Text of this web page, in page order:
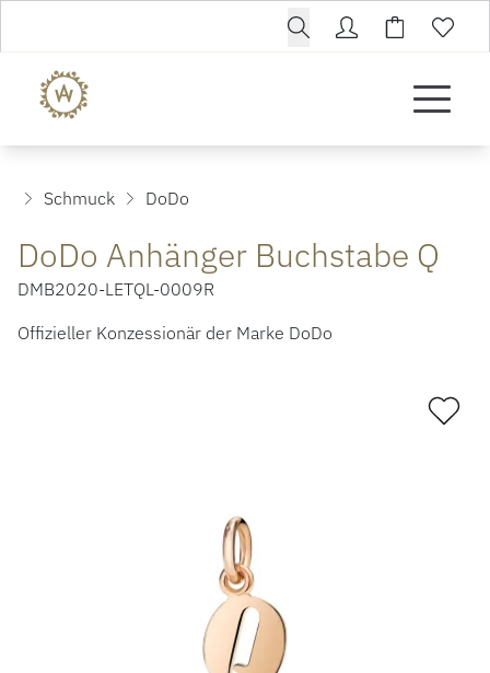
Schmuck DoDo
DoDo Anhänger Buchstabe Q
DMB2020-LETQL-0009R
Offizieller Konzessionär der Marke DoDo